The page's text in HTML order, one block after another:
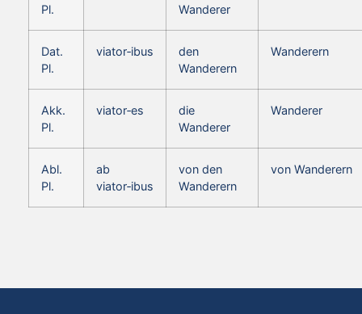
Pl.
Wanderer
Dat.
Pl.
viator‑ibus
den
Wanderern
Wanderern
Akk.
Pl.
viator‑es
die
Wanderer
Wanderer
Abl.
Pl.
ab
viator‑ibus
von den
Wanderern
von Wanderern